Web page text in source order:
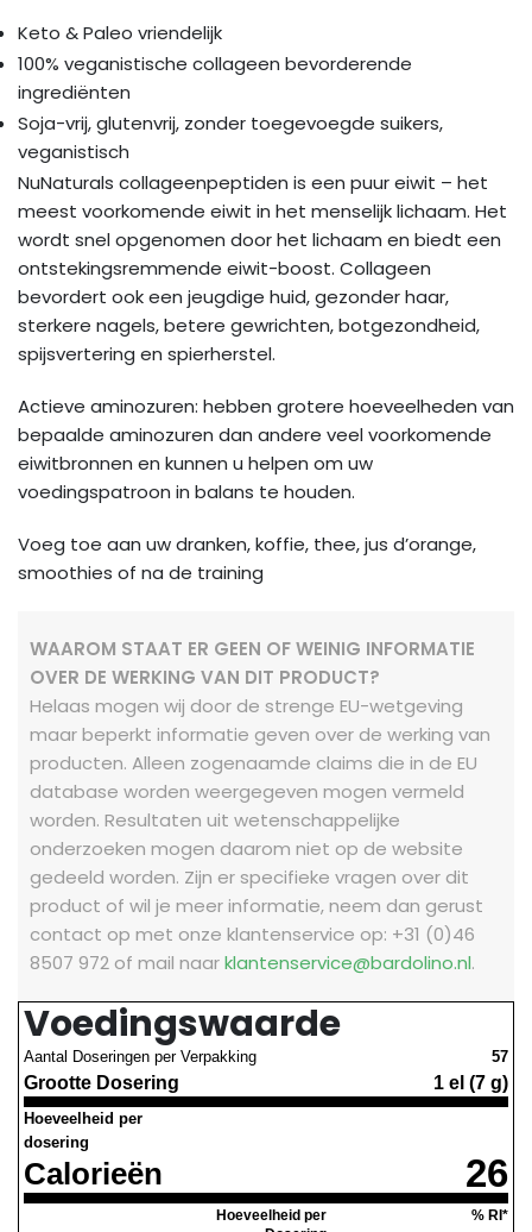
Keto & Paleo vriendelijk
100% veganistische collageen bevorderende
ingrediënten
Soja-vrij, glutenvrij, zonder toegevoegde suikers,
veganistisch
NuNaturals collageenpeptiden is een puur eiwit – het
meest voorkomende eiwit in het menselijk lichaam. Het
wordt snel opgenomen door het lichaam en biedt een
ontstekingsremmende eiwit-boost. Collageen
bevordert ook een jeugdige huid, gezonder haar,
sterkere nagels, betere gewrichten, botgezondheid,
spijsvertering en spierherstel.
Actieve aminozuren: hebben grotere hoeveelheden van
bepaalde aminozuren dan andere veel voorkomende
eiwitbronnen en kunnen u helpen om uw
voedingspatroon in balans te houden.
Voeg toe aan uw dranken, koffie, thee, jus d’orange,
smoothies of na de training
WAAROM STAAT ER GEEN OF WEINIG INFORMATIE
OVER DE WERKING VAN DIT PRODUCT?
Helaas mogen wij door de strenge EU-wetgeving
maar beperkt informatie geven over de werking van
producten. Alleen zogenaamde claims die in de EU
database worden weergegeven mogen vermeld
worden. Resultaten uit wetenschappelijke
onderzoeken mogen daarom niet op de website
gedeeld worden. Zijn er specifieke vragen over dit
product of wil je meer informatie, neem dan gerust
contact op met onze klantenservice op: +31 (0)46
8507 972 of mail naarklantenservice@bardolino.nl.
Voedingswaarde
Aantal Doseringen per Verpakking 57
Grootte Dosering 1 el (7 g)
Hoeveelheid per
dosering
Calorieën 26
Hoeveelheid per
% RI*